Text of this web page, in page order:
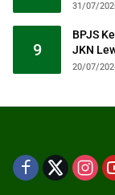
31/07/
9
BPJS
JKN
20/07/